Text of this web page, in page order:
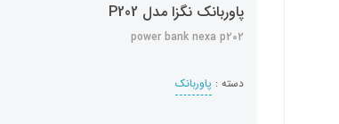
پاوربانک نگزا مدل P202
power bank nexa p202
دسته : پاوربانک